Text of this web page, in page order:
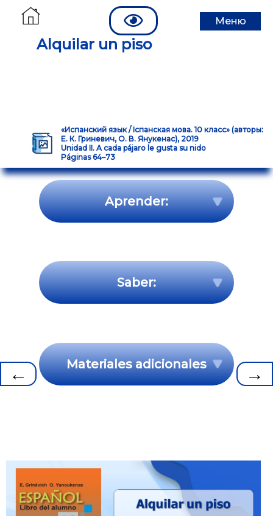
Alquilar un piso
Меню
«Испанский язык / Іспанская мова. 10 класс» (авторы:
Е. К. Гриневич, О. В. Янукенас), 2019
Unidad II. A cada pájaro le gusta su nido
Páginas 64–73
← →
Aprender:
Saber:
Materiales adicionales